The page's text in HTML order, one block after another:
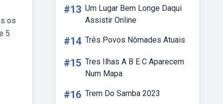
os
5
#13 Um Lugar Bem Longe Daqui
Assistir Online
#14 Três Povos Nômades Atuais
#15 Tres Ilhas A B E C Aparecem
Num Mapa
#16 Trem Do Samba 2023